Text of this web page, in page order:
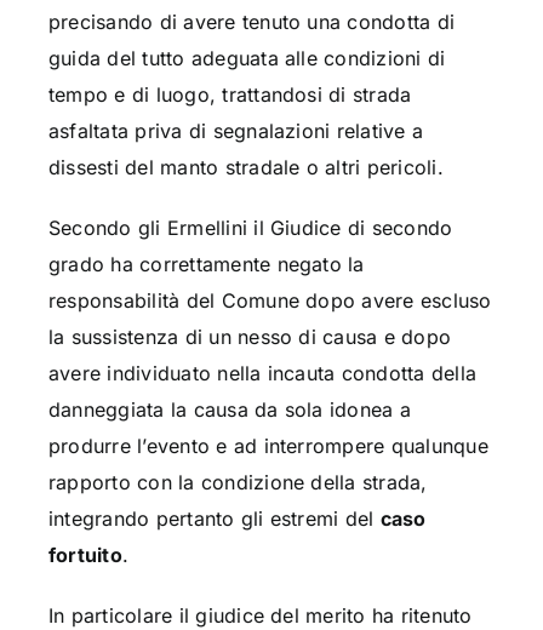
precisando di avere tenuto una condotta di
guida del tutto adeguata alle condizioni di
tempo e di luogo, trattandosi di strada
asfaltata priva di segnalazioni relative a
dissesti del manto stradale o altri pericoli.
Secondo gli Ermellini il Giudice di secondo
grado ha correttamente negato la
responsabilità del Comune dopo avere escluso
la sussistenza di un nesso di causa e dopo
avere individuato nella incauta condotta della
danneggiata la causa da sola idonea a
produrre l’evento e ad interrompere qualunque
rapporto con la condizione della strada,
integrando pertanto gli estremi del caso
fortuito.
In particolare il giudice del merito ha ritenuto